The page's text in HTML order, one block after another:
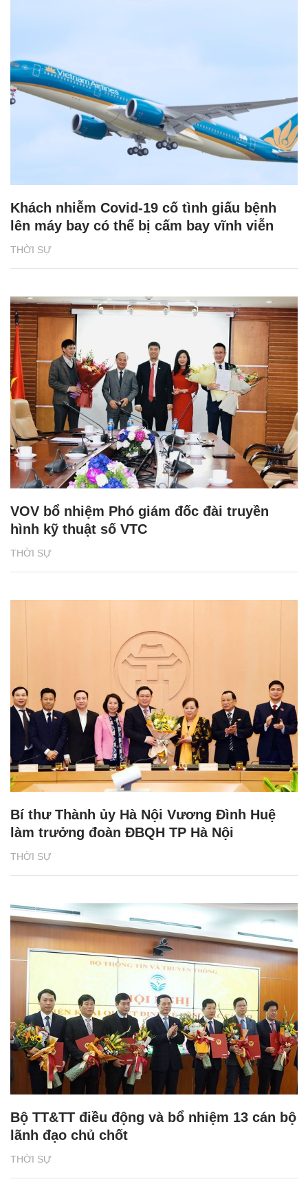
THỜI SỰ
Khách nhiễm Covid-19 cố tình giấu bệnh
lên máy bay có thể bị cấm bay vĩnh viễn
THỜI SỰ
VOV bổ nhiệm Phó giám đốc đài truyền
hình kỹ thuật số VTC
THỜI SỰ
Bí thư Thành ủy Hà Nội Vương Đình Huệ
làm trưởng đoàn ĐBQH TP Hà Nội
THỜI SỰ
Bộ TT&TT điều động và bổ nhiệm 13 cán bộ
lãnh đạo chủ chốt